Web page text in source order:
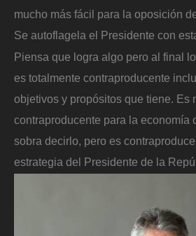
mucho más fácil para la oposición
Se autoflagela el Presidente con
Piensa que logra algo pero al final
es totalmente contraproducente
objetivos y propósitos que tiene. Es
contraproducente para la economía
sobra decirlo, pero es
estrategia del Presidente de la